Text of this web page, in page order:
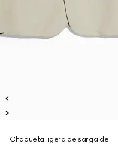
Chaqueta ligera de sarga de